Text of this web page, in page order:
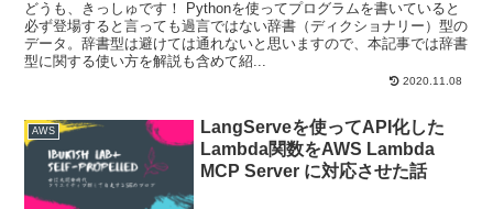
どうも、きっしゅです！ Pythonを使ってプログラムを書いていると
必ず登場すると言っても過言ではない辞書（ディクショナリー）型の
データ。辞書型は避けては通れないと思いますので、本記事では辞書
型に関する使い方を解説も含めて紹...
2020.11.08
AWS
LangServeを使ってAPI化した
Lambda関数をAWS Lambda
MCP Server に対応させた話